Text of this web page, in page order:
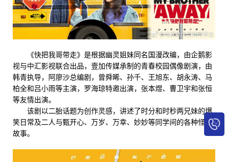
《快把我哥带走》是根据幽灵姐妹同名国漫改编，由企鹅影
视与中汇影视联合出品，壹加传媒承制的青春校园偶像剧演，由
韩青执导，阿廖沙总编剧，曾舜晞、孙千、王旭东、胡永涛、马
柏全和吕小雨等主演，罗海琼特邀出演，张本煜、曹卫宇和张恒
等友情出演。
该剧以二胎话题为创作灵感，讲述了时分和时秒两兄妹的爆
笑日常及二人与甄开心、万岁、万幸、妙妙等同学间的各种怪咖
故事。